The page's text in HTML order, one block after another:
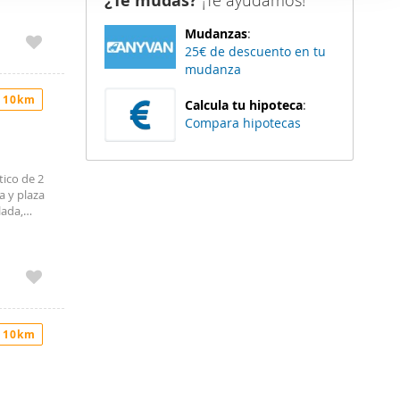
funciones
del
del uso
de 2
y plaza
le
Mudanzas:
25€ de descuento en tu
mudanza
Calcula tu hipoteca:
Compara hipotecas